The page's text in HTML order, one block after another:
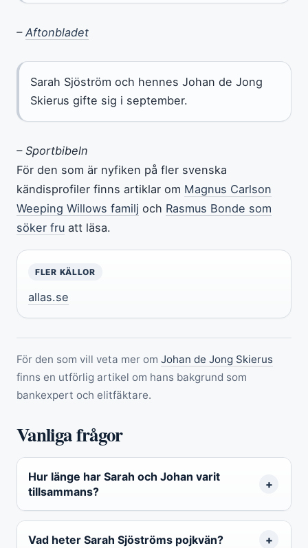
– Aftonbladet
Sarah Sjöström och hennes Johan de Jong
Skierus gifte sig i september.
– Sportbibeln
För den som är nyfiken på fler svenska
kändisprofiler finns artiklar om Magnus Carlson
Weeping Willows familj och Rasmus Bonde som
söker fru att läsa.
FLER KÄLLOR
allas.se
För den som vill veta mer om Johan de Jong Skierus
finns en utförlig artikel om hans bakgrund som
bankexpert och elitfäktare.
Vanliga frågor
Hur länge har Sarah och Johan varit
tillsammans?
Vad heter Sarah Sjöströms pojkvän?